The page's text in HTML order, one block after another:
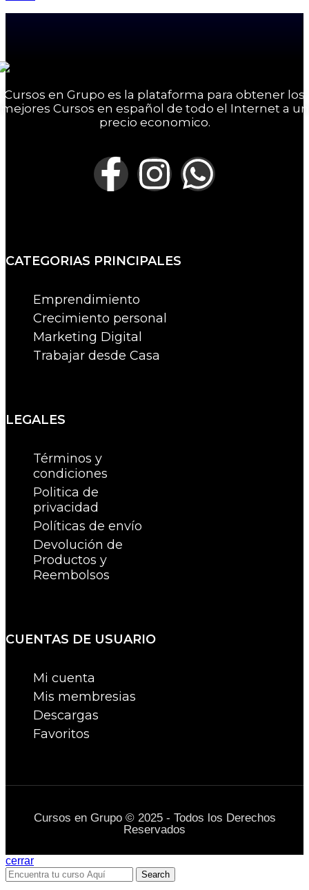
Cursos en Grupo es la plataforma para obtener los
mejores Cursos en español de todo el Internet a un
precio economico.
CATEGORIAS PRINCIPALES
Emprendimiento
Crecimiento personal
Marketing Digital
Trabajar desde Casa
LEGALES
Términos y
condiciones
Politica de
privacidad
Políticas de envío
Devolución de
Productos y
Reembolsos
CUENTAS DE USUARIO
Mi cuenta
Mis membresias
Descargas
Favoritos
Cursos en Grupo © 2025 - Todos los Derechos
Reservados
cerrar
Search